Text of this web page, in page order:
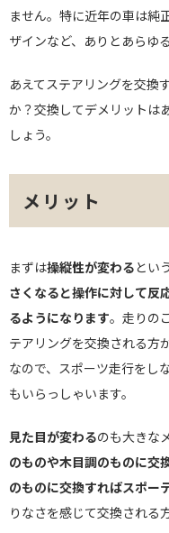
ません。特に近年の車は純
ザインなど、ありとあらゆ
あえてステアリングを交換
か？交換してデメリットは
しょう。
メリット
まずは操縦性が変わるとい
さくなると操作に対して反
るようになります。走りの
テアリングを交換される方
なので、スポーツ走行をし
もいらっしゃいます。
見た目が変わるのも大きな
のものや木目調のものに交
のものに交換すればスポー
りなさを感じて交換される